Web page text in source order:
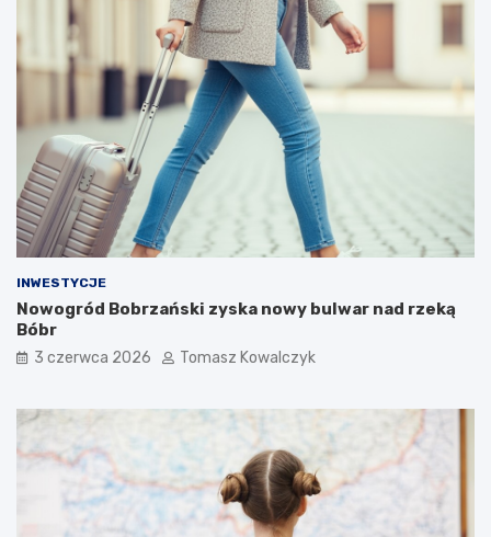
INWESTYCJE
Nowogród Bobrzański zyska nowy bulwar nad rzeką
Bóbr
3 czerwca 2026 Tomasz Kowalczyk